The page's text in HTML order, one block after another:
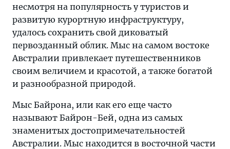
несмотря на популярность у туристов и
развитую курортную инфраструктуру,
удалось сохранить свой диковатый
первозданный облик. Мыс на самом востоке
Австралии привлекает путешественников
своим величием и красотой, а также богатой
и разнообразной природой.
Мыс Байрона, или как его еще часто
называют Байрон-Бей, одна из самых
знаменитых достопримечательностей
Австралии. Мыс находится в восточной части